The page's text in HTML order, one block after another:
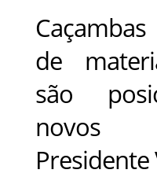
de
são
novos
Presidente